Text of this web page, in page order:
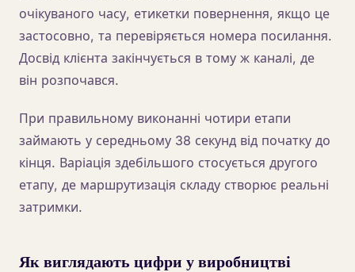
очікуваного часу, етикетки повернення, якщо це
застосовно, та перевіряється номера посилання.
Досвід клієнта закінчується в тому ж каналі, де
він розпочався.
При правильному виконанні чотири етапи
займають у середньому 38 секунд від початку до
кінця. Варіація здебільшого стосується другого
етапу, де маршрутизація складу створює реальні
затримки.
Як виглядають цифри у виробництві